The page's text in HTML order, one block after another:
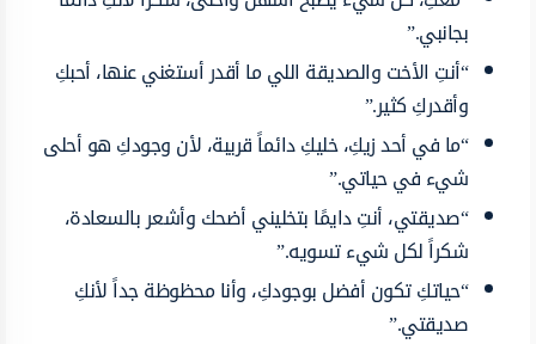
بجانبي.”
“أنتِ الأخت والصديقة اللي ما أقدر أستغني عنها، أحبكِ
وأقدركِ كثير.”
“ما في أحد زيكِ، خليكِ دائماً قريبة، لأن وجودكِ هو أحلى
شيء في حياتي.”
“صديقتي، أنتِ دايمًا بتخليني أضحك وأشعر بالسعادة،
شكراً لكل شيء تسويه.”
“حياتكِ تكون أفضل بوجودكِ، وأنا محظوظة جداً لأنكِ
صديقتي.”